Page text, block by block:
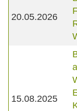
20.05.2026
15.08.2025